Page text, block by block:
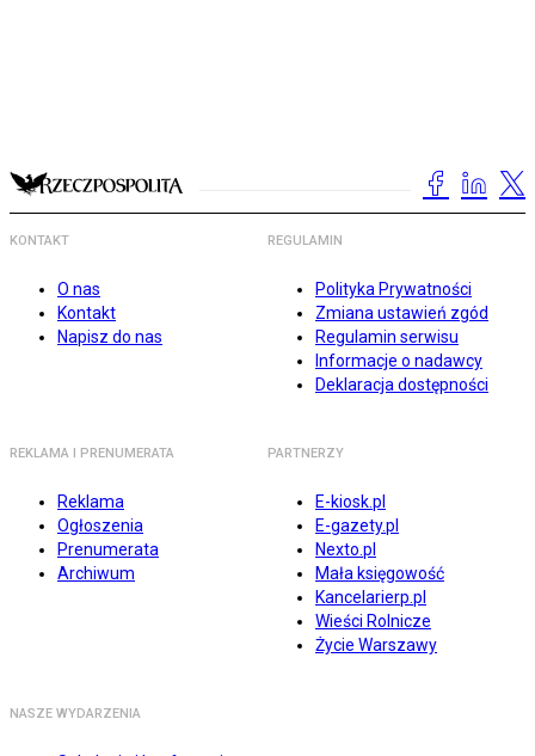
KONTAKT
O nas
Kontakt
Napisz do nas
REGULAMIN
Polityka Prywatności
Zmiana ustawień zgód
Regulamin serwisu
Informacje o nadawcy
Deklaracja dostępności
REKLAMA I PRENUMERATA
Reklama
Ogłoszenia
Prenumerata
Archiwum
PARTNERZY
E-kiosk.pl
E-gazety.pl
Nexto.pl
Mała księgowość
Kancelarierp.pl
Wieści Rolnicze
Życie Warszawy
NASZE WYDARZENIA